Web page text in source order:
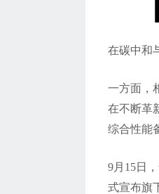
在碳中和
一方面，
在不断革
综合性能
9月15日
式宣布旗